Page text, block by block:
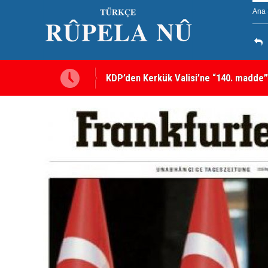
Ana
Kerkük’te Kürt partilerden 7 maddelik